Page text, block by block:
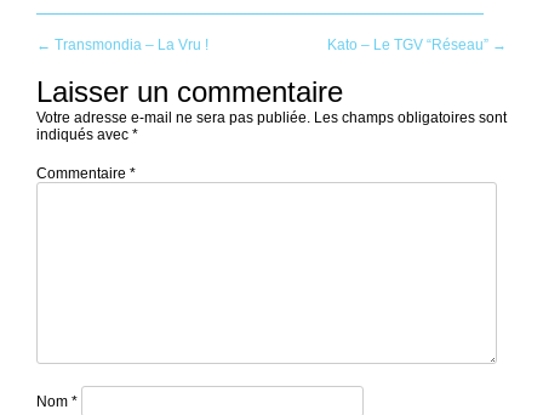
Post
navigation
← Transmondia – La Vru ! Kato – Le TGV “Réseau” →
Laisser un commentaire
Votre adresse e-mail ne sera pas publiée. Les champs obligatoires sont
indiqués avec *
Commentaire *
Nom *